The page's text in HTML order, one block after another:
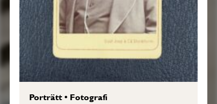
Porträtt• Fotografi